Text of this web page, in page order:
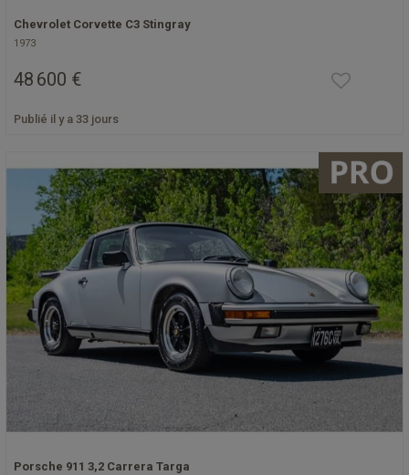
Chevrolet Corvette C3 Stingray
1973
48 600 €
Publié il y a 33 jours
Porsche 911 3,2 Carrera Targa